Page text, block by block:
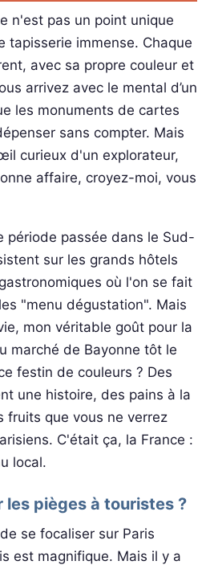
n'est pas un point unique
tapisserie immense. Chaque
avec sa propre couleur et
arrivez avec le mental d’un
les monuments de cartes
sans compter. Mais
curieux d'un explorateur,
affaire, croyez-moi, vous
période passée dans le Sud-
sur les grands hôtels
où l'on se fait
"menu dégustation". Mais
mon véritable goût pour la
marché de Bayonne tôt le
festin de couleurs ? Des
une histoire, des pains à la
fruits que vous ne verrez
C'était ça, la France :
local.
les pièges à touristes ?
se focaliser sur Paris
est magnifique. Mais il y a